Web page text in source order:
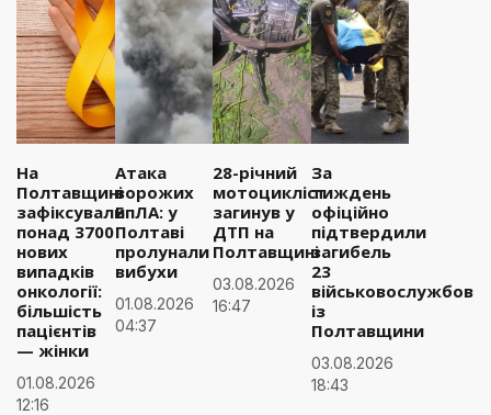
На
Полтавщині
зафіксували
понад 3700
нових
випадків
онкології:
більшість
пацієнтів
— жінки
01.08.2026
12:16
Атака
ворожих
БпЛА: у
Полтаві
пролунали
вибухи
01.08.2026
04:37
28-річний
мотоцикліст
загинув у
ДТП на
Полтавщині
03.08.2026
16:47
За
тиждень
офіційно
підтвердили
загибель
23
із
Полтавщини
03.08.2026
18:43